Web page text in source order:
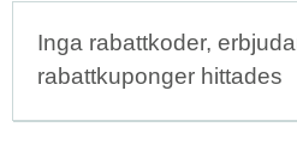
Inga rabattkoder,
rabattkuponger hittades